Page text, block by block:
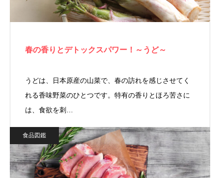
春の香りとデトックスパワー！～うど～
うどは、日本原産の山菜で、春の訪れを感じさせてく
れる香味野菜のひとつです。特有の香りとほろ苦さに
は、食欲を刺…
食品図鑑